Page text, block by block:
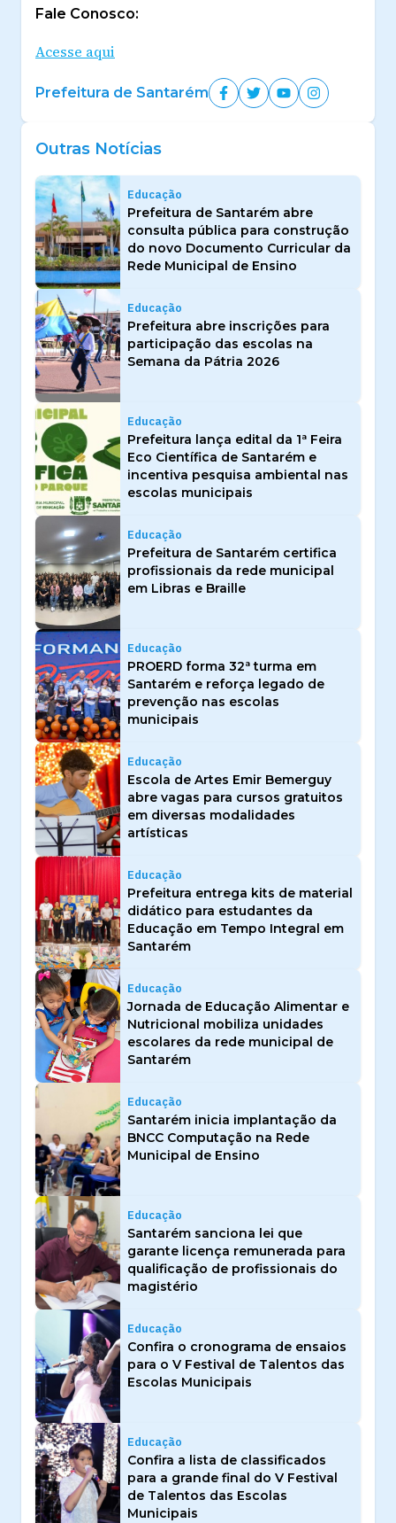
Fale Conosco:
Acesse aqui
Prefeitura de Santarém
Outras Notícias
Educação
Prefeitura de Santarém abre
consulta pública para construção
do novo Documento Curricular da
Rede Municipal de Ensino
Educação
Prefeitura abre inscrições para
participação das escolas na
Semana da Pátria 2026
Educação
Prefeitura lança edital da 1ª Feira
Eco Científica de Santarém e
incentiva pesquisa ambiental nas
escolas municipais
Educação
Prefeitura de Santarém certifica
profissionais da rede municipal
em Libras e Braille
Educação
PROERD forma 32ª turma em
Santarém e reforça legado de
prevenção nas escolas
municipais
Educação
Escola de Artes Emir Bemerguy
abre vagas para cursos gratuitos
em diversas modalidades
artísticas
Educação
Prefeitura entrega kits de material
didático para estudantes da
Educação em Tempo Integral em
Santarém
Educação
Jornada de Educação Alimentar e
Nutricional mobiliza unidades
escolares da rede municipal de
Santarém
Educação
Santarém inicia implantação da
BNCC Computação na Rede
Municipal de Ensino
Educação
Santarém sanciona lei que
garante licença remunerada para
qualificação de profissionais do
magistério
Educação
Confira o cronograma de ensaios
para o V Festival de Talentos das
Escolas Municipais
Educação
Confira a lista de classificados
para a grande final do V Festival
de Talentos das Escolas
Municipais